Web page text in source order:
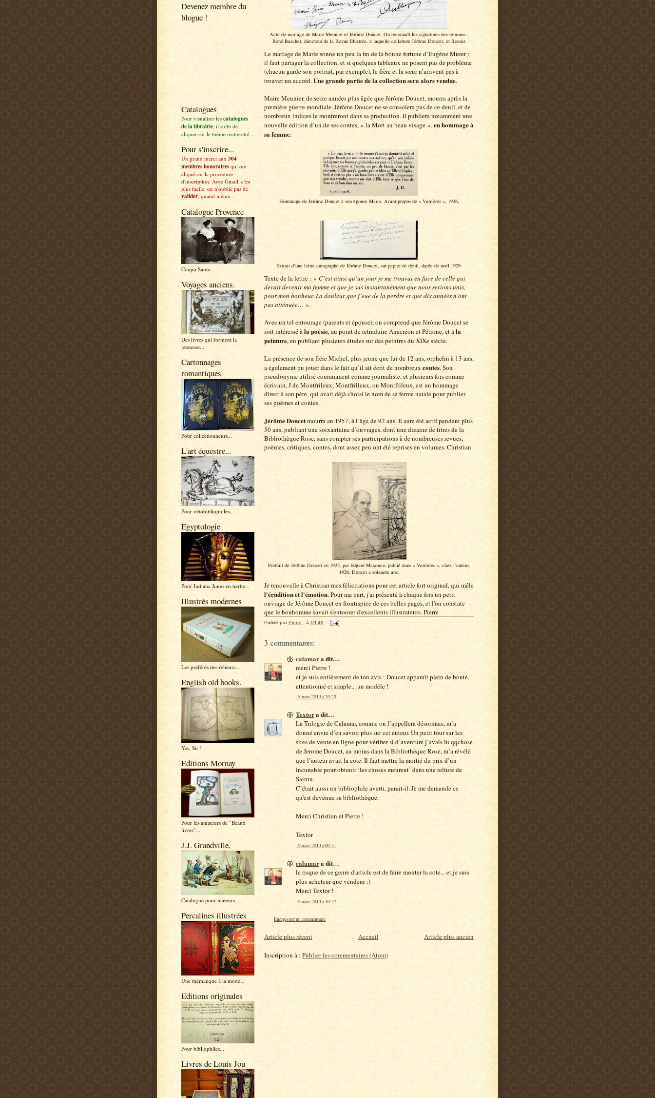
Devenez membre du
blogue !
Catalogues
Pour visualiser les catalogues
de la librairie, il suffit de
cliquer sur le thème recherché...
Pour s'inscrire...
Un grand merci aux 304
membres honoraires qui ont
cliqué sur la procédure
d'inscription. Avec Gmail, c'est
plus facile, on n'oublie pas de
valider, quand même...
Catalogue Provence
Coupo Santo...
Voyages anciens.
Des livres qui forment la
jeunesse...
Cartonnages
romantiques
Pour collectionneurs...
L'art équestre...
Pour vétobibliophiles...
Egyptologie
Pour Indiana Jones en herbe...
Illustrés modernes
Les préférés des relieurs...
English old books.
Yes, Sir !
Editions Mornay
Pour les amateurs de "Beaux
livres"...
J.J. Grandville,
Catalogue pour mateurs...
Percalines illustrées
Une thématique à la mode...
Editions originales
Pour bibliophiles...
Livres de Louis Jou
Acte de mariage de Marie Meunier et Jérôme Doucet. On reconnaît les signatures des témoins :
René Baschet, directeur de la Revue Illustrée, à laquelle collabore Jérôme Doucet, et Renoir.
Le mariage de Marie sonne un peu la fin de la bonne fortune d’Eugène Murer :
il faut partager la collection, et si quelques tableaux ne posent pas de problème
(chacun garde son portrait, par exemple), le frère et la sœur n’arrivent pas à
trouver un accord.Une grande partie de la collection sera alors vendue.
Maire Meunier, de seize années plus âgée que Jérôme Doucet, mourra après la
première guerre mondiale. Jérôme Doucet ne se consolera pas de ce deuil, et de
nombreux indices le montreront dans sa production. Il publiera notamment une
nouvelle édition d’un de ses contes, « la Mort au beau visage »,en hommage à
sa femme.
Hommage de Jérôme Doucet à son épouse Marie, Avant-propos de « Verrières », 1926.
Extrait d’une lettre autographe de Jérôme Doucet, sur papier de deuil, datée de noël 1929.
Texte de la lettre : « C’est ainsi qu’un jour je me trouvai en face de celle qui
devait devenir ma femme et que je sus instantanément que nous serions unis,
pour mon bonheur. La douleur que j’eue de la perdre et que dix années n’ont
pas atténuée… ».
Avec un tel entourage (parents et épouse), on comprend que Jérôme Doucet se
soit intéressé àla poésie, au point de retraduire Anacréon et Pétrone, et àla
peinture, en publiant plusieurs études sur des peintres du XIXe siècle.
La présence de son frère Michel, plus jeune que lui de 12 ans, orphelin à 13 ans,
a également pu jouer dans le fait qu’il ait écrit de nombreux contes. Son
pseudonyme utilisé couramment comme journaliste, et plusieurs fois comme
écrivain, J de Montfrileux, Montfrilleux, ou Montfrileux, est un hommage
direct à son père, qui avait déjà choisi le nom de sa ferme natale pour publier
ses poèmes et contes.
Jérôme Doucetmourra an 1957, à l’âge de 92 ans. Il aura été actif pendant plus
50 ans, publiant une soixantaine d’ouvrages, dont une dizaine de titres de la
Bibliothèque Rose, sans compter ses participations à de nombreuses revues,
poèmes, critiques, contes, dont assez peu ont été reprises en volumes. Christian
Portrait de Jérôme Doucet en 1925, par Edgard Maxence, publié dans « Verrières », chez l’auteur,
1926. Doucet a soixante ans.
Je renouvelle à Christian mes félicitations pour cet article fort original, qui mêle
l'érudition et l'émotion. Pour ma part, j'ai présenté à chaque fois un petit
ouvrage de Jérôme Doucet en frontispice de ces belles pages, et l'on constate
que le bonhomme savait s'entourer d'excellents illustrateurs. Pierre
Publié parPierre à 19:49
3 commentaires:
calamara dit…
merci Pierre !
et je suis entièrement de ton avis : Doucet apparaît plein de bonté,
attentionné et simple... un modèle !
18 mars 2013 à 20:20
Textora dit…
La Trilogie de Calamar, comme on l’appellera désormais, m’a
donné envie d’en savoir plus sur cet auteur. Un petit tour sur les
sites de vente en ligne pour vérifier si d’aventure j’avais lu qqchose
de Jerome Doucet, au moins dans la Bibliothèque Rose, m’a révélé
que l’auteur avait la cote. Il faut mettre la moitié du prix d’un
incunable pour obtenir ‘les choses meurent’ dans une reliure de
Saintu.
C’était aussi un bibliophile averti, parait-il. Je me demande ce
qu'est devenue sa bibliothèque.
Merci Christian et Pierre !
Textor
19 mars 2013 à 00:31
calamara dit…
le risque de ce genre d'article est de faire monter la cote... et je suis
plus acheteur que vendeur :)
Merci Textor !
19 mars 2013 à 10:27
Enregistrer un commentaire
Article plus récent Article plus ancien
Accueil
Inscription à : Publier les commentaires (Atom)